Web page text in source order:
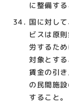
に整備する
国に対し
ビスは原
労するた
対象とす
賃金の引
の民間施
すること。